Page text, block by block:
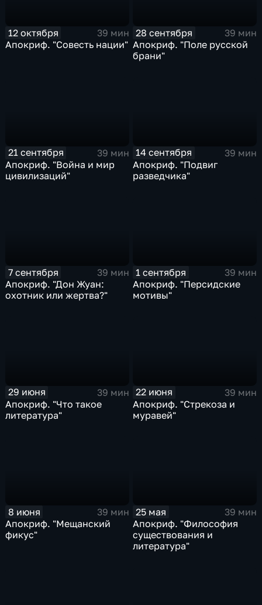
12 октября
39 мин
Апокриф. "Совесть нации"
28 сентября
39 мин
Апокриф. "Поле русской
брани"
21 сентября
39 мин
Апокриф. "Война и мир
цивилизаций"
14 сентября
39 мин
Апокриф. "Подвиг
разведчика"
7 сентября
39 мин
Апокриф. "Дон Жуан:
охотник или жертва?"
1 сентября
39 мин
Апокриф. "Персидские
мотивы"
29 июня
39 мин
Апокриф. "Что такое
литература"
22 июня
39 мин
Апокриф. "Стрекоза и
муравей"
8 июня
39 мин
Апокриф. "Мещанский
фикус"
25 мая
39 мин
Апокриф. "Философия
существования и
литература"